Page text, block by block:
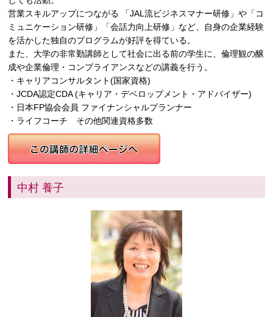
営業スキルアップにつながる 「JAL流ビジネスマナー研修」や「コ
ミュニケーション研修」「会話力向上研修」など、自身の企業経験
を活かした独自のプログラムが好評を得ている。
また、大学の非常勤講師として社会に出る前の学生に、倫理観の醸
成や企業倫理・コンプライアンスなどの講義を行う。
・キャリアコンサルタント(国家資格)
・JCDA認定CDA (キャリア・デベロップメント・アドバイザー)
・日本FP協会会員 ファイナンシャルプランナー
・ライフコーチ その他関連資格多数
中村 養子